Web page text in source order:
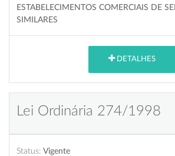
ESTABELECIMENTOS COMERCIAIS DE
SIMILARES
DETALHES
Lei Ordinária 274/1998
Status: Vigente